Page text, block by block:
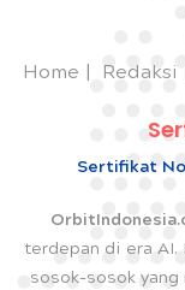
Home Redaksi
Sertifikat
terdepan di era
sosok-sosok